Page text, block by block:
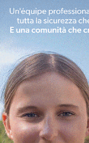
Estra
studenti
debutta il
Più lette
Figline Incisa